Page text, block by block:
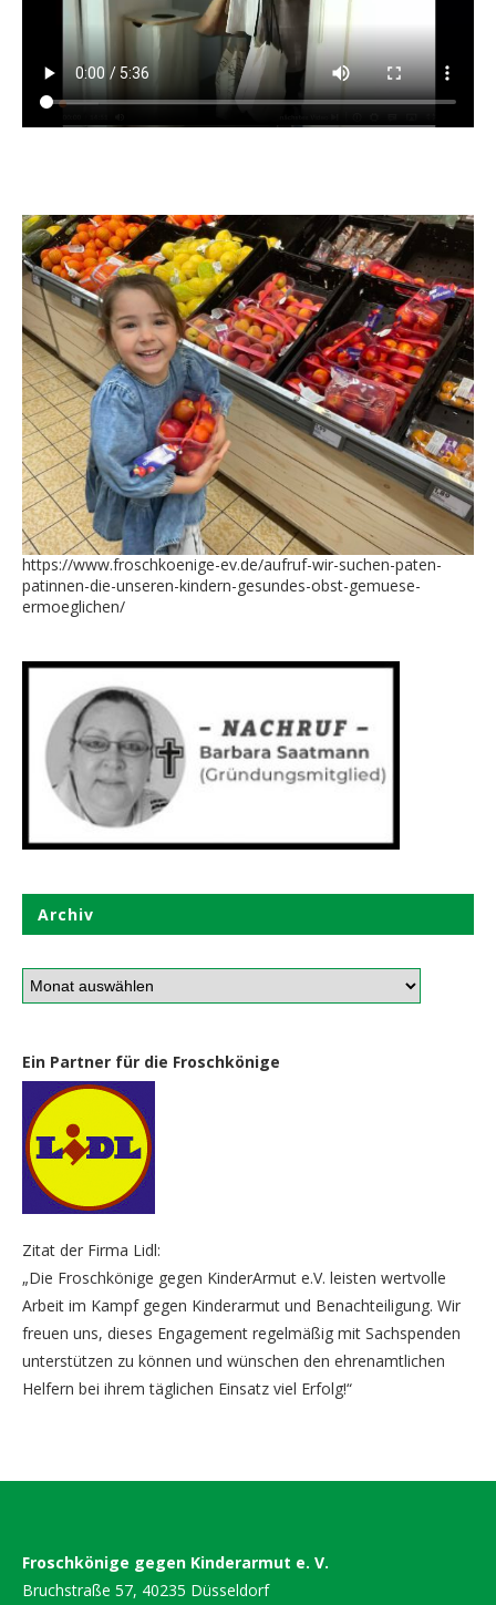
https://www.froschkoenige-ev.de/aufruf-wir-suchen-paten-
patinnen-die-unseren-kindern-gesundes-obst-gemuese-
ermoeglichen/
Archiv
Ein Partner für die Froschkönige
Zitat der Firma Lidl:
„Die Froschkönige gegen KinderArmut e.V. leisten wertvolle
Arbeit im Kampf gegen Kinderarmut und Benachteiligung. Wir
freuen uns, dieses Engagement regelmäßig mit Sachspenden
unterstützen zu können und wünschen den ehrenamtlichen
Helfern bei ihrem täglichen Einsatz viel Erfolg!“
Froschkönige gegen Kinderarmut e. V.
Bruchstraße 57, 40235 Düsseldorf